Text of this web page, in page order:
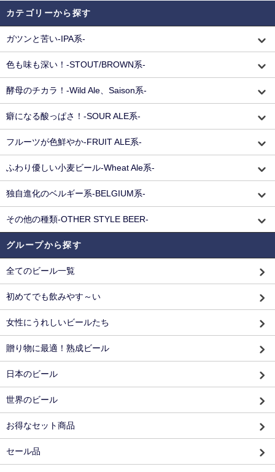
カテゴリーから探す
ガツンと苦い-IPA系-
色も味も深い！-STOUT/BROWN系-
酵母のチカラ！-Wild Ale、Saison系-
癖になる酸っぱさ！-SOUR ALE系-
フルーツが色鮮やか-FRUIT ALE系-
ふわり優しい小麦ビール-Wheat Ale系-
独自進化のベルギー系-BELGIUM系-
その他の種類-OTHER STYLE BEER-
グループから探す
全てのビール一覧
初めてでも飲みやす～い
女性にうれしいビールたち
贈り物に最適！熟成ビール
日本のビール
世界のビール
お得なセット商品
セール品